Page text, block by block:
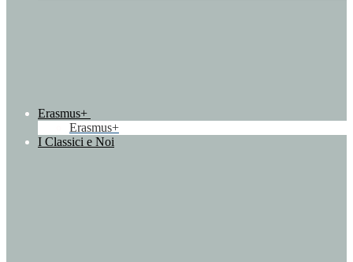
Erasmus+
Erasmus+
I Classici e Noi